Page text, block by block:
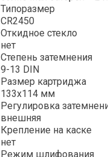
Типоразмер
CR2450
Откидное стекло
нет
Степень затемнения
9-13 DIN
Размер картриджа
133х114 мм
Регулировка
внешняя
Крепление на каске
нет
Режим шлифования